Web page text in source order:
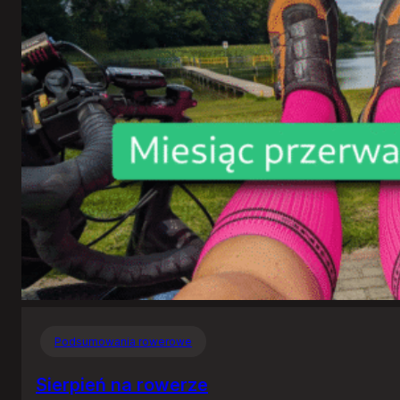
Podsumowania rowerowe
Sierpień na rowerze